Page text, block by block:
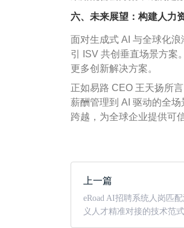
六、未来展望：构建人力
面对生成式 AI 与全球化
引 ISV 共创垂直场景方案
更多创新解决方案。
正如易路 CEO 王天扬所
薪酬管理到 AI 驱动的全场
跨越，为全球企业提供可
上一篇
eRoad AI招聘系统人岗匹
义人才精准对接的技术范式